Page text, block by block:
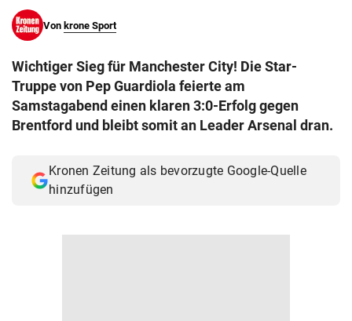
Von krone Sport
Wichtiger Sieg für Manchester City! Die Star-
Truppe von Pep Guardiola feierte am
Samstagabend einen klaren 3:0-Erfolg gegen
Brentford und bleibt somit an Leader Arsenal dran.
Kronen Zeitung als bevorzugte Google-Quelle
hinzufügen